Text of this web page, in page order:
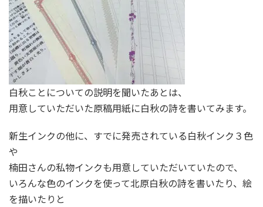
白秋ことについての説明を聞いたあとは、
用意していただいた原稿用紙に白秋の詩を書いてみます。
新生インクの他に、すでに発売されている白秋インク３色
や
楠田さんの私物インクも用意していただいていたので、
いろんな色のインクを使って北原白秋の詩を書いたり、絵
を描いたりと